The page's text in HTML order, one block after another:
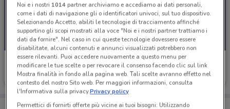
Vodafone
Scade il 31/08 729 m
Porta DoveConviene sempre con te!
Noi e i nostri 1014partner archiviamo e accediamo ai dati personali,
come i dati di navigazione gli o identificatori univoci, sul tuo dispositivo.
Selezionando Accetto, abiliti le tecnologie di tracciamento affinché
supportino gli scopi mostrati alla voce "Noi e i nostri partner trattiamo i
dati da fornire". Nel caso in cui queste tecnologie dovessero essere
disabilitate, alcuni contenuti e annunci visualizzati potrebbero non
essere rilevanti. Puoi accedere nuovamente a questo menu per
modificare le tue scelte o per revocare il consenso facendo clic sul link
Mostra finalità in fondo alla pagina web. Tali scelte avranno effetto nel
contesto del nostro Sito web. Per maggiori informazioni, consulta
l'Informativa sulla privacy.Privacy policy
Permettici di fornirti offerte più vicine ai tuoi bisogni: Utilizzando